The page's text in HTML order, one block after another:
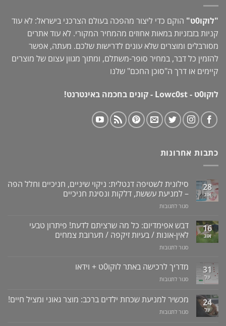
"לוקו0ט"
הוקם כדי ליצור מהפכה בעולם הצרכני בישראל: לא עוד
קניות בזבזניות במאות אחוזים מהמחיר המקורי. לא עוד אתרים
מסורבלים ומוצרים שלא עונים לדרישות שלכם. מעתה, אפשר
להזמין כל דבר, במחיר סופר-משתלם, ומתוך מגוון עצום של מוצרים
קיימים או דרך ה"סוכן החכם" שלנו
לוקו0ט - Lowc0st - קונים בחכמה באינטרנט!
כתבות אחרונות
28
אוג
סילונית לשטיפה דנטלית: ניקוי שיניים, חניכיים וחלל הפה
– למניעת עששת, דלקות ונסיגת חניכיים
סגור לתגובות
לשטיפה
דנטלית:
ניקוי
שיניים,
וחלל
–
עששת,
ונסיגת
16
אוג
דבש אפימדיום: כל מה שרציתם לדעת! פיתרון טבעי
לאין-אונות / בעיות זיקפה / תערובת צמחים
סגור לתגובות
אפימדיום:
כל
מה
לדעת!
טבעי
31
יול
מדריך לרכישה באתר לוקו0ט + וידאו
סגור לתגובות
באתר
24
יול
מכשיר למניעת שכחת ילדים ברכב: מוצר גאוני ומציל חיים!
סגור לתגובות